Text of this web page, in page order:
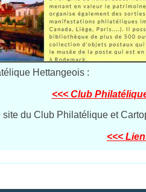
Hettangeois :
<<< Club
du Club Philatélique et
<<<